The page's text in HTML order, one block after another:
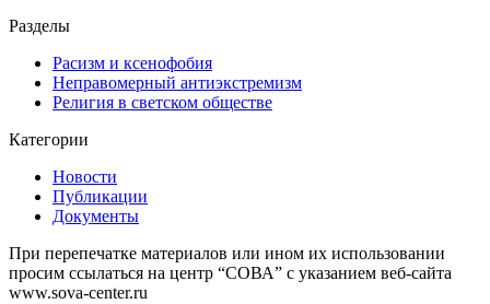
Разделы
Расизм и ксенофобия
Неправомерный антиэкстремизм
Религия в светском обществе
Категории
Новости
Публикации
Документы
При перепечатке материалов или ином их использовании
просим ссылаться на центр “СОВА” с указанием веб-сайта
www.sova-center.ru